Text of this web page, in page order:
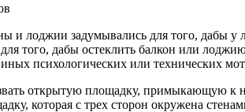
и лоджии задумывались для того, дабы
того, дабы остеклить балкон или
психологических или технических
открытую площадку, примыкающую к
которая с трех сторон окружена